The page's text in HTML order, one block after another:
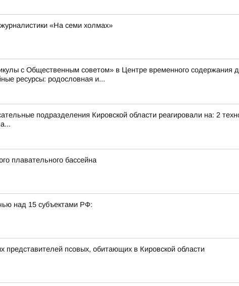
«На семи холмах»
с Общественным советом» в Центре временного
ресурсы: родословная и...
подразделения Кировской области реагировали на: 2
плавательного бассейна
над 15 субъектами РФ:
представителей псовых, обитающих в Кировской области